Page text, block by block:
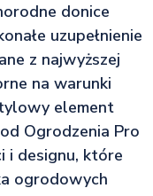
donice
uzupełnienie
z najwyższej
na warunki
element
Ogrodzenia Pro
i designu, które
ogrodowych